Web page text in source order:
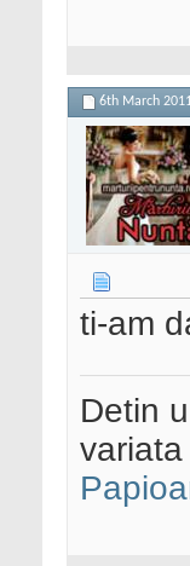
6th March
ti-am
Detin